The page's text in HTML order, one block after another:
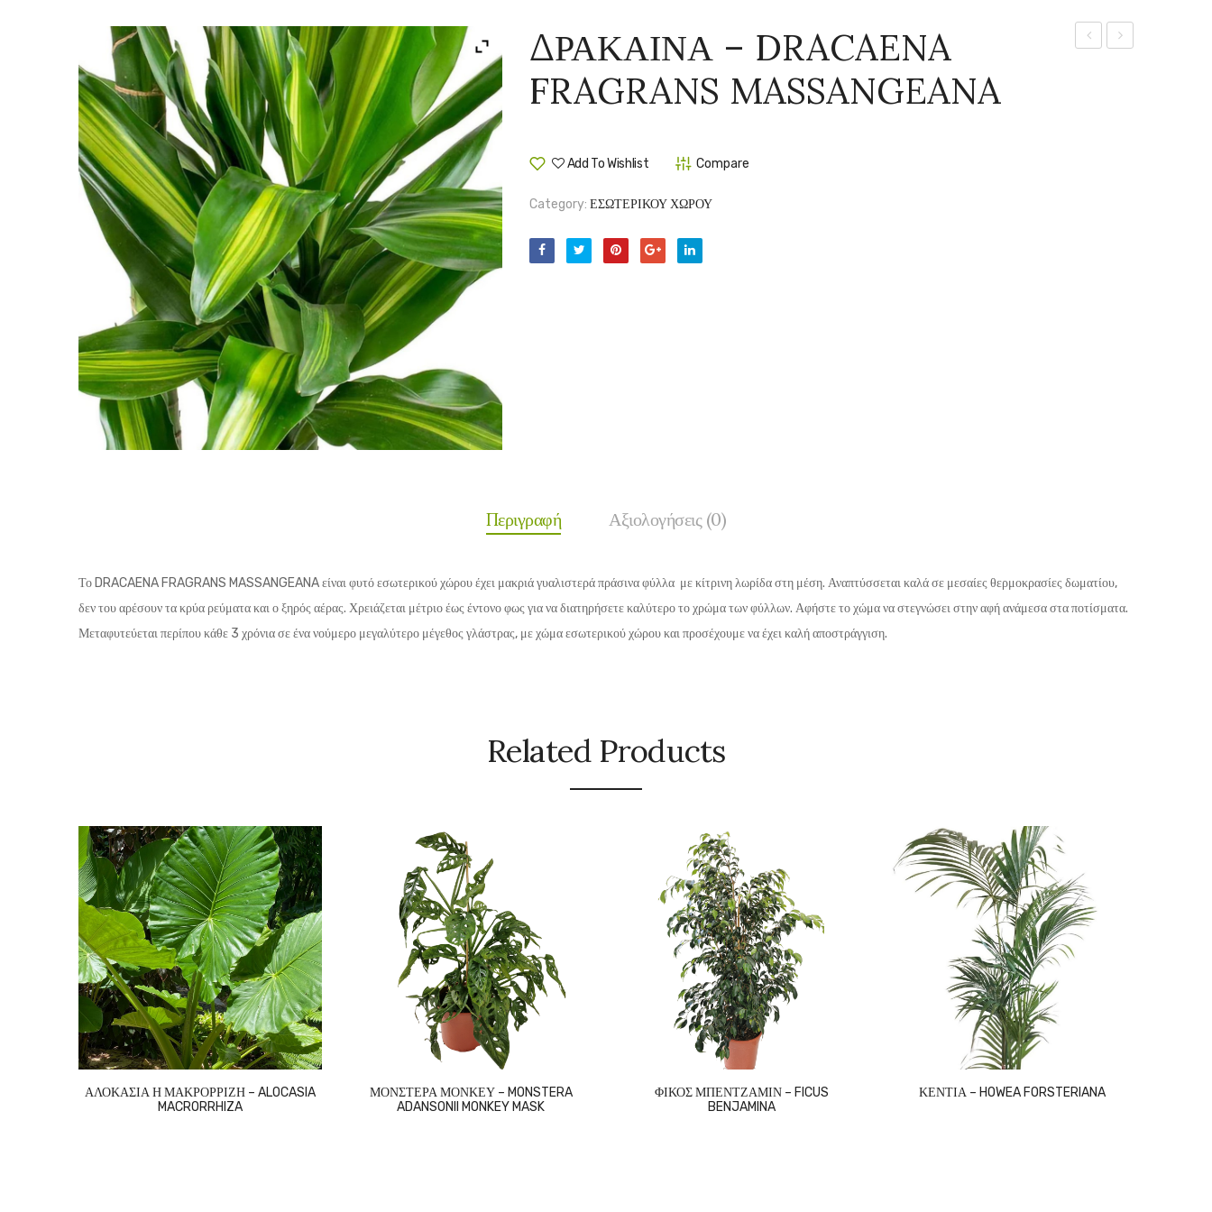
ΔΡΑΚΑΙΝΑ – DRACAENA
FRAGRANS MASSANGEANA
Add To Wishlist Compare
Category: ΕΣΩΤΕΡΙΚΟΥ ΧΩΡΟΥ
Περιγραφή Αξιολογήσεις (0)
Το DRACAENA FRAGRANS MASSANGEANA είναι φυτό εσωτερικού χώρου έχει μακριά γυαλιστερά πράσινα φύλλα με κίτρινη λωρίδα στη μέση. Αναπτύσσεται καλά σε μεσαίες θερμοκρασίες δωματίου,
δεν του αρέσουν τα κρύα ρεύματα και ο ξηρός αέρας. Χρειάζεται μέτριο έως έντονο φως για να διατηρήσετε καλύτερο το χρώμα των φύλλων. Αφήστε το χώμα να στεγνώσει στην αφή ανάμεσα στα ποτίσματα.
Μεταφυτεύεται περίπου κάθε 3 χρόνια σε ένα νούμερο μεγαλύτερο μέγεθος γλάστρας, με χώμα εσωτερικού χώρου και προσέχουμε να έχει καλή αποστράγγιση.
Related Products
ΑΛΟΚΑΣΙΑ Η ΜΑΚΡΟΡΡΙΖΗ – ALOCASIA
MACRORRHIZA
ΜΟΝΣΤΕΡΑ ΜΟΝΚΕΥ – MONSTERA
ADANSONII MONKEY MASK
ΦΙΚΟΣ ΜΠΕΝΤΖΑΜΙΝ – FICUS
BENJAMINA
ΚΕΝΤΙΑ – HOWEA FORSTERIANA